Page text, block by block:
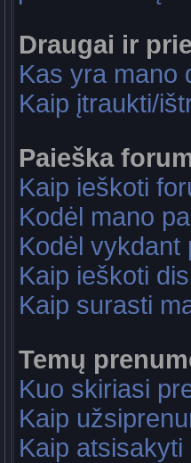
Draugai ir
Kas yra mano
Kaip įtraukti/
Paieška
Kaip ieškoti
Kodėl mano
Kodėl vykdant
Kaip ieškoti
Kaip surasti
Temų
Kuo skiriasi
Kaip
Kaip